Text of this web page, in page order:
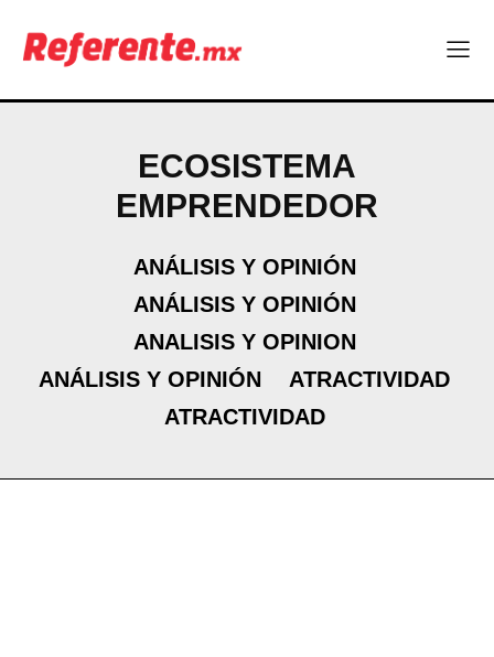
ECOSISTEMA
EMPRENDEDOR
ANÁLISIS Y OPINIÓN
ANÁLISIS Y OPINIÓN
ANALISIS Y OPINION
ANÁLISIS Y OPINIÓN
ATRACTIVIDAD
ATRACTIVIDAD